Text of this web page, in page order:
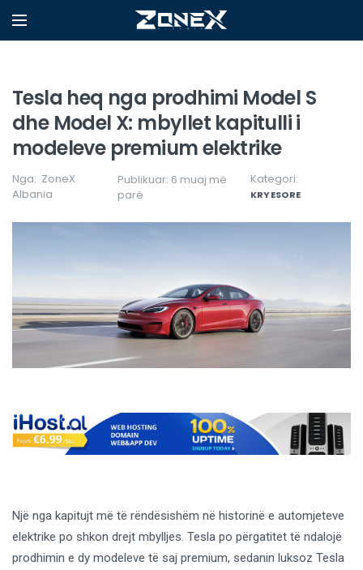
Tesla heq nga prodhimi Model S
dhe Model X: mbyllet kapitulli i
modeleve premium elektrike
Nga: ZoneX
Albania
Publikuar: 6 muaj më
parë
Kategori:
KRYESORE
Një nga kapitujt më të rëndësishëm në historinë e automjeteve
elektrike po shkon drejt mbylljes. Tesla po përgatitet të ndalojë
prodhimin e dy modeleve të saj premium, sedanin luksoz Tesla